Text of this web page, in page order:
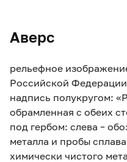
Аверс
рельефное
Российской
надпись полукругом:
обрамленная с обеих
под гербом: слева –
металла и пробы
химически чистого